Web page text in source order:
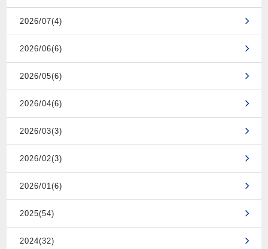
2026/07(4)
2026/06(6)
2026/05(6)
2026/04(6)
2026/03(3)
2026/02(3)
2026/01(6)
2025(54)
2024(32)